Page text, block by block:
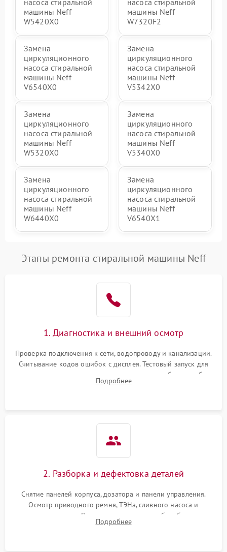
машины Neff
W5420X0
машины Neff
W7320F2
Замена
циркуляционного
насоса стиральной
машины Neff
V6540X0
Замена
циркуляционного
насоса стиральной
машины Neff
V5342X0
Замена
циркуляционного
насоса стиральной
машины Neff
W5320X0
Замена
циркуляционного
насоса стиральной
машины Neff
V5340X0
Замена
циркуляционного
насоса стиральной
машины Neff
W6440X0
Замена
циркуляционного
насоса стиральной
машины Neff
V6540X1
Этапы ремонта стиральной машины Neff
1. Диагностика и внешний осмотр
Проверка подключения к сети, водопроводу и канализации.
Считывание кодов ошибок с дисплея. Тестовый запуск для
выявления посторонних шумов, протечек или сбоев в работе
электронного модуля управления.
Подробнее
2. Разборка и дефектовка деталей
Снятие панелей корпуса, дозатора и панели управления.
Осмотр приводного ремня, ТЭНа, сливного насоса и
амортизаторов. Проверка подшипников барабана и
крестовины на износ, а манжеты люка на разрывы.
Подробнее